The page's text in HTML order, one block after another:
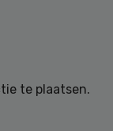
te plaatsen.